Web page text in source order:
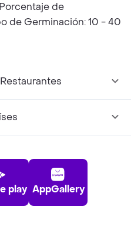
de
de Germinación: 10 - 40
play AppGallery